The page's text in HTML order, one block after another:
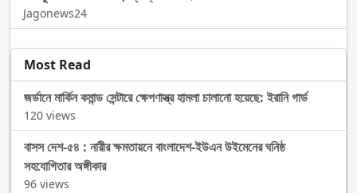
Jagonews24
Most Read
জর্ডানে মার্কিন কমান্ড সেন্টারে ক্ষেপণাস্ত্র হামলা চালানো হয়েছে: ইরানি গার্ড
120 views
বাসস দেশ-৫৪ : নারীর ক্ষমতায়নে বাংলাদেশ-ইউএন উইমেনের ঘনিষ্ঠ
সহযোগিতার অঙ্গীকার
96 views